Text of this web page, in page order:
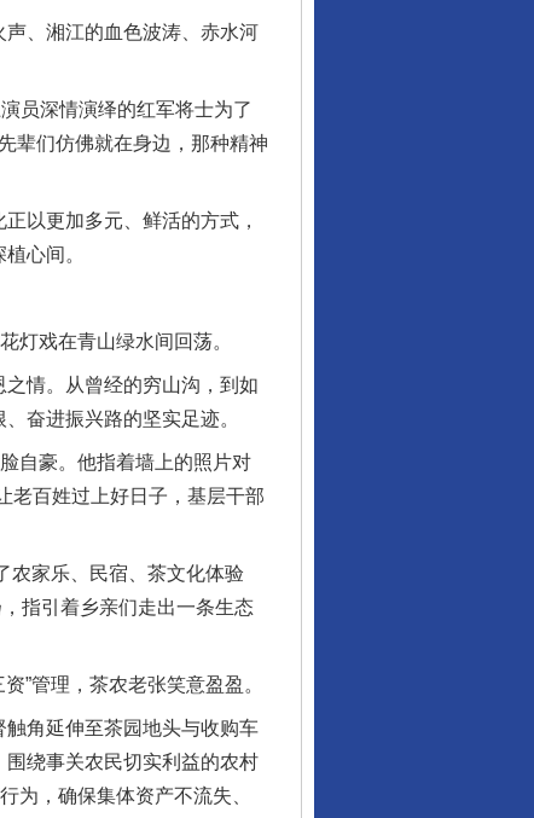
、湘江的血色波涛、赤水河
员深情演绎的红军将士为了
辈们仿佛就在身边，那种精神
以更加多元、鲜活的方式，
心间。
戏在青山绿水间回荡。
情。从曾经的穷山沟，到如
奋进振兴路的坚实足迹。
自豪。他指着墙上的照片对
老百姓过上好日子，基层干部
家乐、民宿、茶文化体验
指引着乡亲们走出一条生态
”管理，茶农老张笑意盈盈。
角延伸至茶园地头与收购车
绕事关农民切实利益的农村
为，确保集体资产不流失、